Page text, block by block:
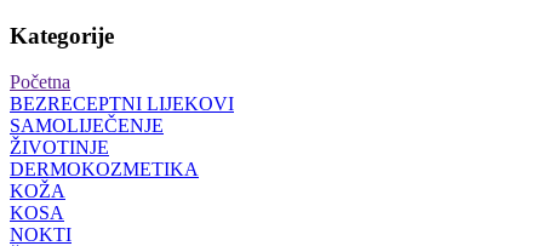
Kategorije
Početna
BEZRECEPTNI LIJEKOVI
SAMOLIJEČENJE
ŽIVOTINJE
DERMOKOZMETIKA
KOŽA
KOSA
NOKTI